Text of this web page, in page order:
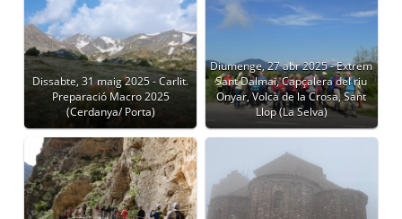
Dissabte, 31 maig 2025 - Carlit.
Preparació Macro 2025
(Cerdanya/ Porta)
Diumenge, 27 abr 2025 - Extrem
Sant Dalmai, Capçalera del riu
Onyar, Volcà de la Crosa, Sant
Llop (La Selva)